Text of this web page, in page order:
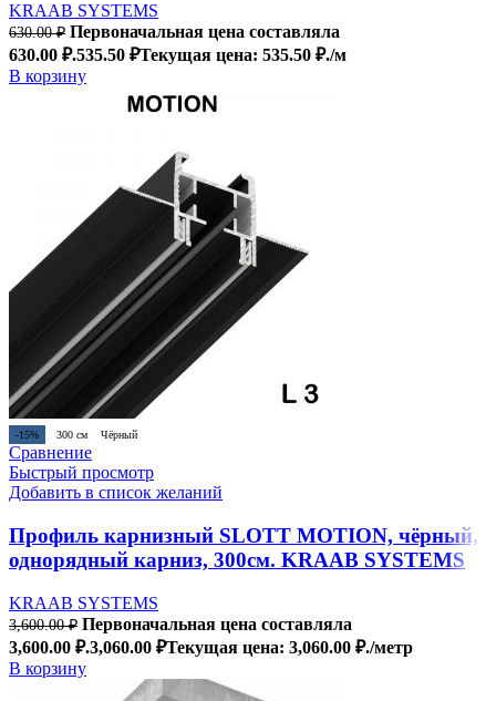
KRAAB SYSTEMS
630.00₽ Первоначальная цена составляла
630.00 ₽.535.50 ₽Текущая цена: 535.50 ₽./м
В корзину
-15% 300 см Чёрный
Сравнение
Быстрый просмотр
Добавить в список желаний
Профиль карнизный SLOTT MOTION, чёрный,
однорядный карниз, 300см. KRAAB SYSTEMS
KRAAB SYSTEMS
3,600.00₽ Первоначальная цена составляла
3,600.00 ₽.3,060.00 ₽Текущая цена: 3,060.00 ₽./метр
В корзину